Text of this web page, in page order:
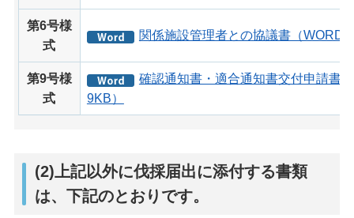
第6号様
式
関係施設管理者との協議書（WORD
第9号様
式
確認通知書・適合通知書交付申請書
9KB）
(2)上記以外に伐採届出に添付する書類
は、下記のとおりです。